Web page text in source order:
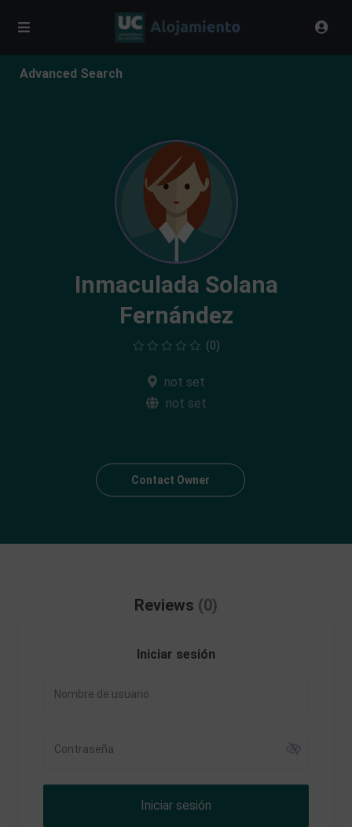
Advanced Search
Inmaculada Solana
Fernández
(0)
not set
not set
Contact Owner
Reviews (0)
Iniciar sesión
Iniciar sesión